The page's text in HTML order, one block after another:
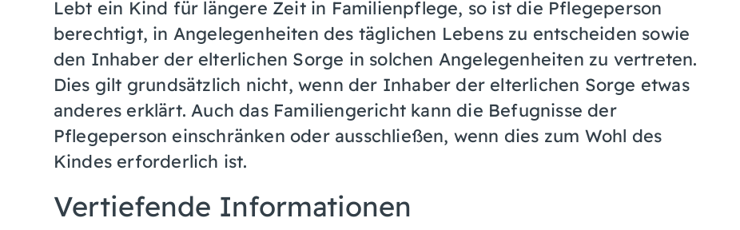
Lebt ein Kind für längere Zeit in Familienpflege, so ist die Pflegeperson
berechtigt, in Angelegenheiten des täglichen Lebens zu entscheiden sowie
den Inhaber der elterlichen Sorge in solchen Angelegenheiten zu vertreten.
Dies gilt grundsätzlich nicht, wenn der Inhaber der elterlichen Sorge etwas
anderes erklärt. Auch das Familiengericht kann die Befugnisse der
Pflegeperson einschränken oder ausschließen, wenn dies zum Wohl des
Kindes erforderlich ist.
Vertiefende Informationen